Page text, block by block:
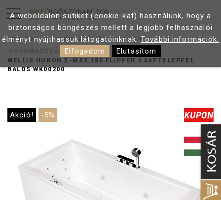
FŐOLDAL TERMÉKEK
KÁDAK
HIDROMASSZÁZS KÁDAK
WELLIS HURON E-MAX 180 FLIPPER CSAPTELEPPEL
BALOS WK00200
Akció! -5%
A weboldalon sütiket (cookie-kat) használunk, hogy a
biztonságos böngészés mellett a legjobb felhasználói
élményt nyújthassuk látogatóinknak.További információk.
Elfogadom
Elutasítom